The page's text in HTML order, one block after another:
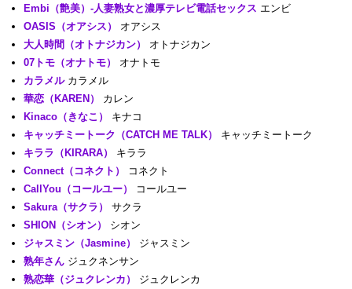
Embi（艶美）-人妻熟女と濃厚テレビ電話セックス エンビ
OASIS（オアシス）
オアシス
大人時間（オトナジカン）
オトナジカン
07トモ（オナトモ）
オナトモ
カラメルカラメル
華恋（KAREN）
カレン
Kinaco（きなこ）
キナコ
キャッチミートーク（CATCH ME TALK）
キャッチミートーク
キララ（KIRARA）
キララ
Connect（コネクト）
コネクト
CallYou（コールユー）
コールユー
Sakura（サクラ）
サクラ
SHION（シオン）
シオン
ジャスミン（Jasmine）
ジャスミン
熟年さん ジュクネンサン
熟恋華（ジュクレンカ）
ジュクレンカ